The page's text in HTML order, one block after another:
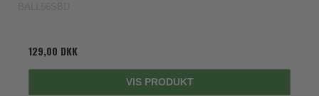
129,00 DKK
VIS PRODUKT